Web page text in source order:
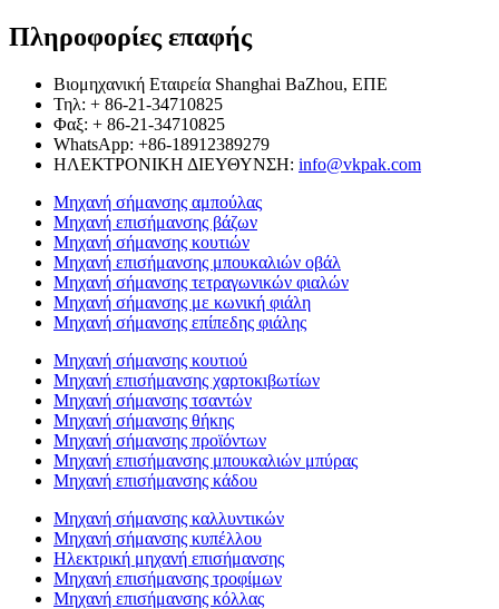
Πληροφορίες επαφής
Βιομηχανική Εταιρεία Shanghai BaZhou, ΕΠΕ
Τηλ: + 86-21-34710825
Φαξ: + 86-21-34710825
WhatsApp: +86-18912389279
ΗΛΕΚΤΡΟΝΙΚΗ ΔΙΕΥΘΥΝΣΗ: info@vkpak.com
Μηχανή σήμανσης αμπούλας
Μηχανή επισήμανσης βάζων
Μηχανή σήμανσης κουτιών
Μηχανή επισήμανσης μπουκαλιών οβάλ
Μηχανή σήμανσης τετραγωνικών φιαλών
Μηχανή σήμανσης με κωνική φιάλη
Μηχανή σήμανσης επίπεδης φιάλης
Μηχανή σήμανσης κουτιού
Μηχανή επισήμανσης χαρτοκιβωτίων
Μηχανή σήμανσης τσαντών
Μηχανή σήμανσης θήκης
Μηχανή σήμανσης προϊόντων
Μηχανή επισήμανσης μπουκαλιών μπύρας
Μηχανή επισήμανσης κάδου
Μηχανή σήμανσης καλλυντικών
Μηχανή σήμανσης κυπέλλου
Ηλεκτρική μηχανή επισήμανσης
Μηχανή επισήμανσης τροφίμων
Μηχανή επισήμανσης κόλλας